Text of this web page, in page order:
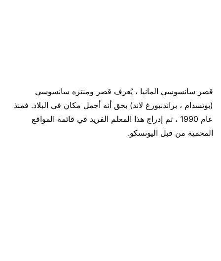
قصر سانسوسي المانيا ، يُعرف قصر ومنتزه سانسوسي
(بوتسدام ، براندنبورغ لاند) بحق أنه أجمل مكان في البلاد. فمنذ
عام 1990 ، تم إدراج هذا المعلم الفريد في قائمة المواقع
المحمية من قبل اليونسكو.